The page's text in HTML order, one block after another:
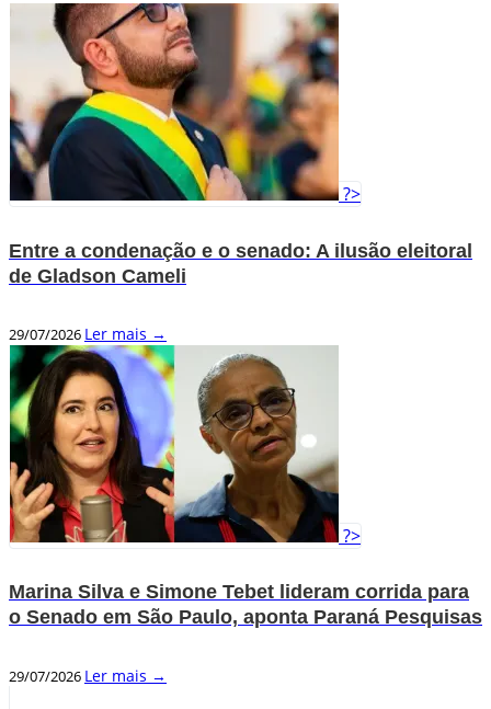
?>
Entre a condenação e o senado: A ilusão eleitoral
de Gladson Cameli
29/07/2026 Ler mais →
?>
Marina Silva e Simone Tebet lideram corrida para
o Senado em São Paulo, aponta Paraná Pesquisas
29/07/2026 Ler mais →